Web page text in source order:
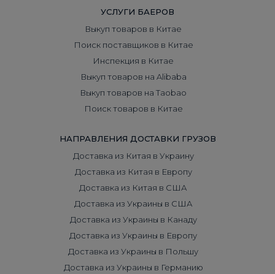
УСЛУГИ БАЕРОВ
Выкуп товаров в Китае
Поиск поставщиков в Китае
Инспекция в Китае
Выкуп товаров на Alibaba
Выкуп товаров на Taobao
Поиск товаров в Китае
НАПРАВЛЕНИЯ ДОСТАВКИ ГРУЗОВ
Доставка из Китая в Украину
Доставка из Китая в Европу
Доставка из Китая в США
Доставка из Украины в США
Доставка из Украины в Канаду
Доставка из Украины в Европу
Доставка из Украины в Польшу
Доставка из Украины в Германию